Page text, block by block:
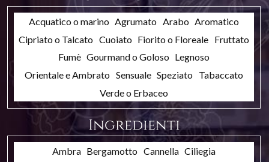
Acquatico o marino Agrumato Arabo Aromatico
Cipriato o Talcato Cuoiato Fiorito o Floreale Fruttato
Fumè Gourmand o Goloso Legnoso
Orientale e Ambrato Sensuale Speziato Tabaccato
Verde o Erbaceo
Ingredienti
Ambra Bergamotto Cannella Ciliegia